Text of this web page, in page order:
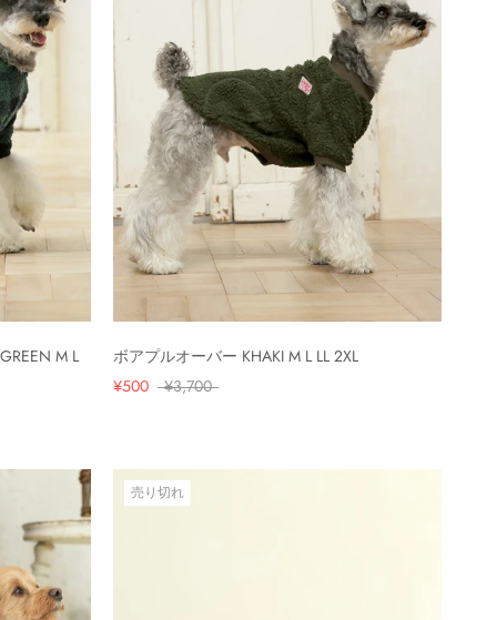
M L
ボアプルオーバー KHAKI M L LL 2XL
¥500
¥3,700
売り切れ